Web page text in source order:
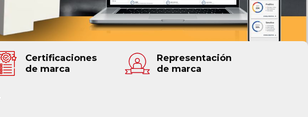
Certificaciones
de marca
Representación
de marca